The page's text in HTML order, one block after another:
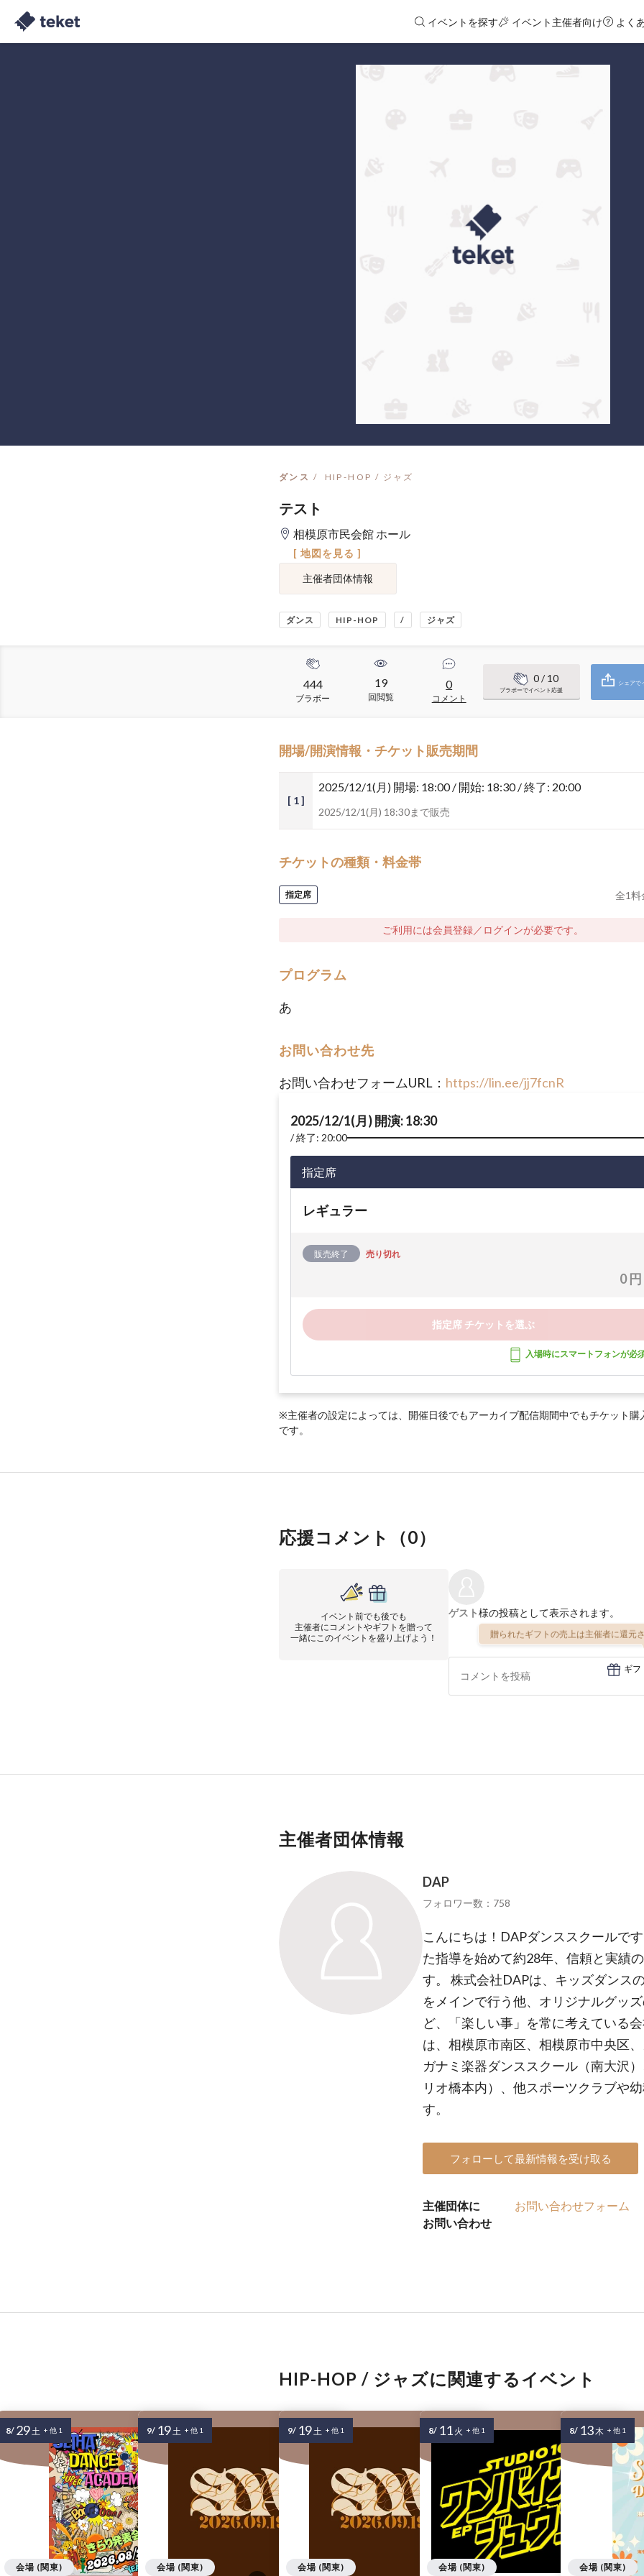
イベントを探す イベント主催者向け よく
ダンス HIP-HOP / ジャズ
テスト
相模原市民会館 ホール
[ 地図を見る ]
主催者団体情報
ダンス HIP-HOP / ジャズ
444
ブラボー
19
回閲覧
0
コメント
0/ 10
ブラボーでイベント応援
シェアで
開場/開演情報・チケット販売期間
[ 1 ]
2025/12/1(月) 開場: 18:00 / 開始: 18:30 / 終了: 20:00
2025/12/1(月) 18:30まで販売
チケットの種類・料金帯
指定席 全1料
ご利用には会員登録／ログインが必要です。
プログラム
あ
お問い合わせ先
お問い合わせフォームURL： https://lin.ee/jj7fcnR
2025/12/1(月) 開演: 18:30
終了: 20:00
指定席
レギュラー
販売終了 売り切れ
0 円
指定席 チケットを選ぶ
入場時にスマートフォンが必
※主催者の設定によっては、開催日後でもアーカイブ配信期間中でもチケット購
です。
応援コメント（0）
イベント前でも後でも
主催者にコメントやギフトを贈って
一緒にこのイベントを盛り上げよう！
ゲスト様の投稿として表示されます。
贈られたギフトの売上は主催者に還元
ギフ
主催者団体情報
DAP
フォロワー数：758
こんにちは！DAPダンススクールで
た指導を始めて約28年、信頼と実績
す。 株式会社DAPは、キッズダンス
をメインで行う他、オリジナルグッ
ど、「楽しい事」を常に考えている
は、相模原市南区、相模原市中央区
ガナミ楽器ダンススクール（南大沢
リオ橋本内）、他スポーツクラブや
す。
フォローして最新情報を受け取る
主催団体に
お問い合わせ
お問い合わせフォーム
HIP-HOP / ジャズに関連するイベント
会場 (関東)
8/ 29土 + 他 1
会場 (関東)
9/ 19土 + 他 1
会場 (関東)
9/ 19土 + 他 1
会場 (関東)
8/ 11 火 + 他 1
会場 (関東)
8/ 13木 + 他 1